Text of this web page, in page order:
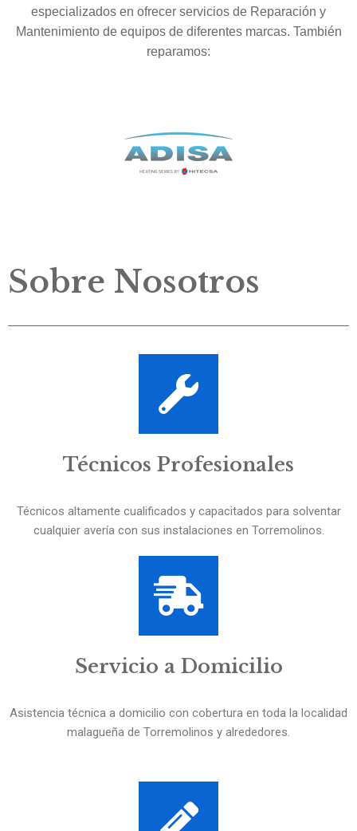
especializados en ofrecer servicios de Reparación y
Mantenimiento de equipos de diferentes marcas. También
reparamos:
Sobre Nosotros
Técnicos Profesionales
Técnicos altamente cualificados y capacitados para solventar
cualquier avería con sus instalaciones en Torremolinos.
Servicio a Domicilio
Asistencia técnica a domicilio con cobertura en toda la localidad
malagueña de Torremolinos y alrededores.